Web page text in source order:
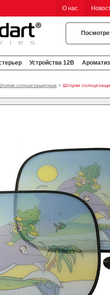
О нас
Устройства 12В
солнцезащитные > Шторки